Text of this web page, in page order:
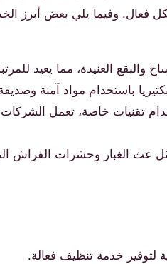
فعال. وفيما يلي بعض أبرز
والبقع العنيدة، مما يعيد
باستخدام مواد آمنة وصديقة
تقنيات خاصة، تعمل
عث الغبار وحشرات الفراش
خدمة تنظيف فعالة.